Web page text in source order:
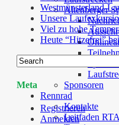
Altenberger
Sponsoren
Rennrad
Kontakte
Leitfaden RTA
Westmünsterland-
Unsere
Viel zu hohe
Heute “Hitzefrei”
Meta
Registrieren
Anmelden